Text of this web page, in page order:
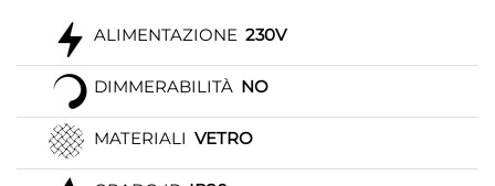
ALIMENTAZIONE 230V
DIMMERABILITÀ NO
MATERIALI VETRO